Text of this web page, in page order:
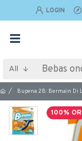
LOGIN
All
Bupena 2B: Bermain Di
100%